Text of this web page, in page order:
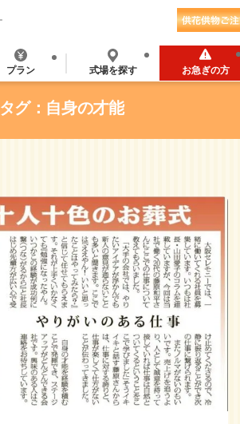
プラン 式場を探す お急ぎの方
タグ：自身の才能